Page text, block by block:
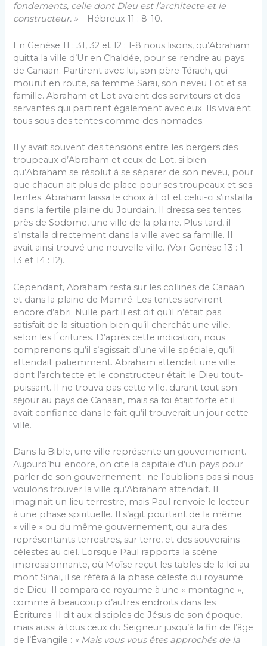
fondements, celle dont Dieu est l’architecte et le
constructeur. » – Hébreux 11 : 8-10.
En Genèse 11 : 31, 32 et 12 : 1-8 nous lisons, qu’Abraham
quitta la ville d’Ur en Chaldée, pour se rendre au pays
de Canaan. Partirent avec lui, son père Térach, qui
mourut en route, sa femme Saraï, son neveu Lot et sa
famille. Abraham et Lot avaient des serviteurs et des
servantes qui partirent également avec eux. Ils vivaient
tous sous des tentes comme des nomades.
Il y avait souvent des tensions entre les bergers des
troupeaux d’Abraham et ceux de Lot, si bien
qu’Abraham se résolut à se séparer de son neveu, pour
que chacun ait plus de place pour ses troupeaux et ses
tentes. Abraham laissa le choix à Lot et celui-ci s’installa
dans la fertile plaine du Jourdain. Il dressa ses tentes
près de Sodome, une ville de la plaine. Plus tard, il
s’installa directement dans la ville avec sa famille. Il
avait ainsi trouvé une nouvelle ville. (Voir Genèse 13 : 1-
13 et 14 : 12).
Cependant, Abraham resta sur les collines de Canaan
et dans la plaine de Mamré. Les tentes servirent
encore d’abri. Nulle part il est dit qu’il n’était pas
satisfait de la situation bien qu’il cherchât une ville,
selon les Écritures. D’après cette indication, nous
comprenons qu’il s’agissait d’une ville spéciale, qu’il
attendait patiemment. Abraham attendait une ville
dont l’architecte et le constructeur était le Dieu tout-
puissant. Il ne trouva pas cette ville, durant tout son
séjour au pays de Canaan, mais sa foi était forte et il
avait confiance dans le fait qu’il trouverait un jour cette
ville.
Dans la Bible, une ville représente un gouvernement.
Aujourd’hui encore, on cite la capitale d’un pays pour
parler de son gouvernement ; ne l’oublions pas si nous
voulons trouver la ville qu’Abraham attendait. Il
imaginait un lieu terrestre, mais Paul renvoie le lecteur
à une phase spirituelle. Il s’agit pourtant de la même
« ville » ou du même gouvernement, qui aura des
représentants terrestres, sur terre, et des souverains
célestes au ciel. Lorsque Paul rapporta la scène
impressionnante, où Moïse reçut les tables de la loi au
mont Sinaï, il se référa à la phase céleste du royaume
de Dieu. Il compara ce royaume à une « montagne »,
comme à beaucoup d’autres endroits dans les
Écritures. Il dit aux disciples de Jésus de son époque,
mais aussi à tous ceux du Seigneur jusqu’à la fin de l’âge
de l’Évangile : « Mais vous vous êtes approchés de la